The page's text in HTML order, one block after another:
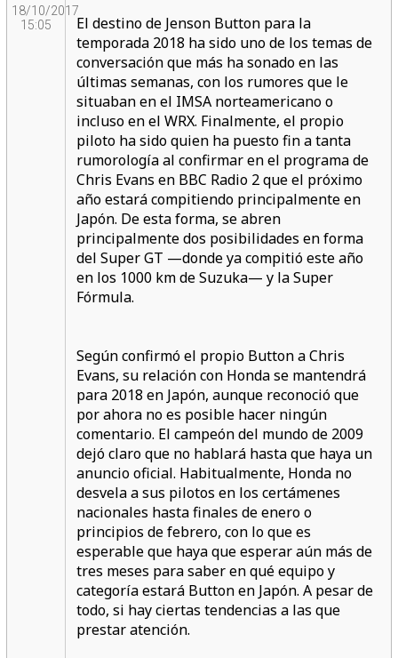
18/10/2017
15:05
El destino de Jenson Button para la
temporada 2018 ha sido uno de los temas de
conversación que más ha sonado en las
últimas semanas, con los rumores que le
situaban en el IMSA norteamericano o
incluso en el WRX. Finalmente, el propio
piloto ha sido quien ha puesto fin a tanta
rumorología al confirmar en el programa de
Chris Evans en BBC Radio 2 que el próximo
año estará compitiendo principalmente en
Japón. De esta forma, se abren
principalmente dos posibilidades en forma
del Super GT —donde ya compitió este año
en los 1000 km de Suzuka— y la Super
Fórmula.
Según confirmó el propio Button a Chris
Evans, su relación con Honda se mantendrá
para 2018 en Japón, aunque reconoció que
por ahora no es posible hacer ningún
comentario. El campeón del mundo de 2009
dejó claro que no hablará hasta que haya un
anuncio oficial. Habitualmente, Honda no
desvela a sus pilotos en los certámenes
nacionales hasta finales de enero o
principios de febrero, con lo que es
esperable que haya que esperar aún más de
tres meses para saber en qué equipo y
categoría estará Button en Japón. A pesar de
todo, si hay ciertas tendencias a las que
prestar atención.